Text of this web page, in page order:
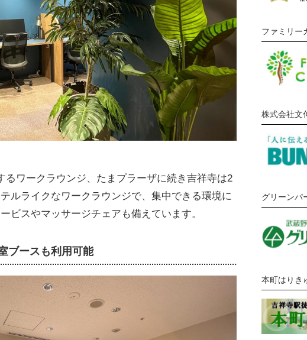
るワークラウンジ、たまプラーザに続き吉祥寺は2
ルライクなワークラウンジで、集中できる環境に
ビスやマッサージチェアも備えています。
ブースも利用可能
ファミリー
株式会社文
グリーンパ
本町はりき